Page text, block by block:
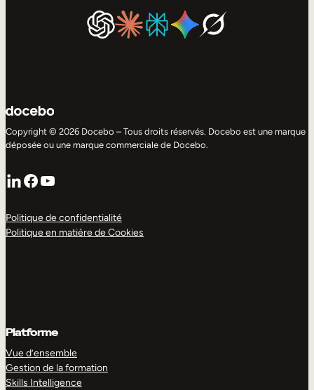
Copyright © 2026 Docebo – Tous droits réservés. Docebo est une marque
déposée ou une marque commerciale de Docebo.
LinkedIn
Facebook
YouTube
Politique de confidentialité
Politique en matière de Cookies
Platforme
Vue d’ensemble
Gestion de la formation
Skills Intelligence